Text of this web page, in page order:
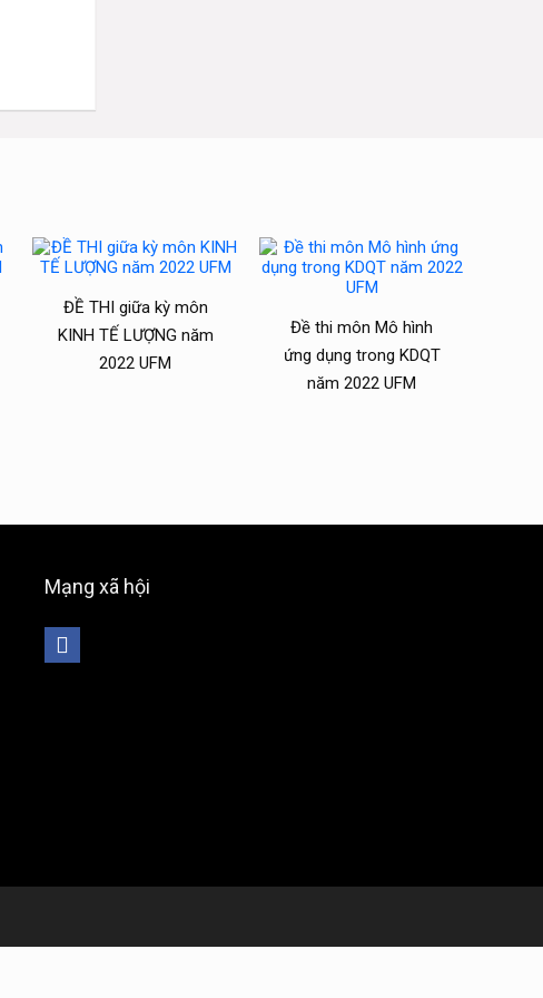
ĐỀ THI giữa kỳ môn
KINH TẾ LƯỢNG năm
2022 UFM
Đề thi môn Mô hình
ứng dụng trong KDQT
năm 2022 UFM
Mạng xã hội